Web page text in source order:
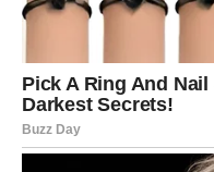
Djevica
Zvijezde vam donose
Poslovne obaveze
prilika mogla bi vam
Ljubavni odnosi postaju